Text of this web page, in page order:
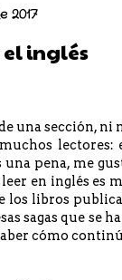
2017
inglés
una sección,
una pena, me
leer en inglés
libros
sagas que se
cómo